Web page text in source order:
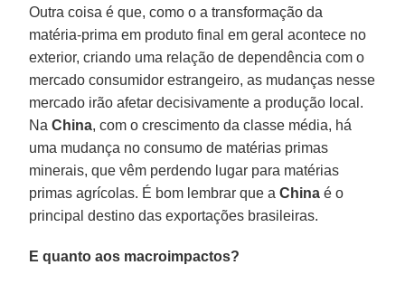
Outra coisa é que, como o a transformação da
matéria-prima em produto final em geral acontece no
exterior, criando uma relação de dependência com o
mercado consumidor estrangeiro, as mudanças nesse
mercado irão afetar decisivamente a produção local.
NaChina, com o crescimento da classe média, há
uma mudança no consumo de matérias primas
minerais, que vêm perdendo lugar para matérias
primas agrícolas. É bom lembrar que aChina é o
principal destino das exportações brasileiras.
E quanto aos macroimpactos?